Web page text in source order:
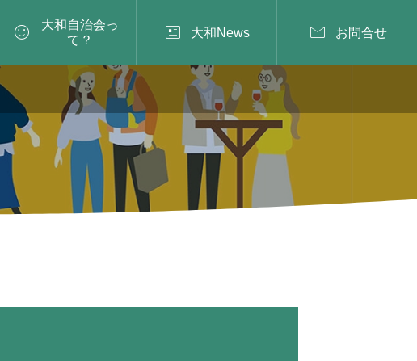

大和自治会っ
て？
 大和News  お問合せ